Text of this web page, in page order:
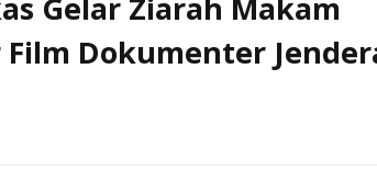
Gelar Ziarah Makam
Dokumenter